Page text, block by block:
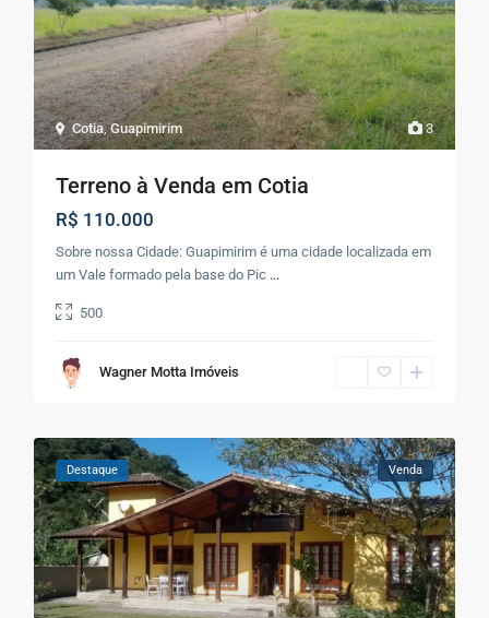
3
Cotia,Guapimirim
Terreno à Venda em Cotia
R$ 110.000
Sobre nossa Cidade: Guapimirim é uma cidade localizada em
um Vale formado pela base do Pic ...
500
Wagner Motta Imóveis
Destaque Venda